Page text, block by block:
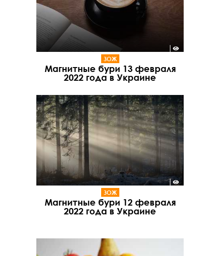
ЗОЖ
Магнитные бури 13 февраля
2022 года в Украине
ЗОЖ
Магнитные бури 12 февраля
2022 года в Украине